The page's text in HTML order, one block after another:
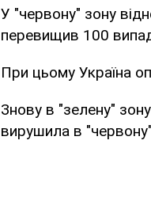
У "червону" зону
перевищив 100
При цьому Україна
Знову в "зелену"
вирушила в